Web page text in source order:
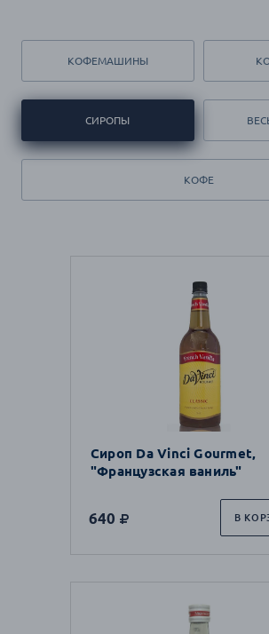
КОФЕМАШИНЫ
СИРОПЫ
КОФЕ
Сироп Da Vinci Gourmet,
"Французская ваниль"
640 В